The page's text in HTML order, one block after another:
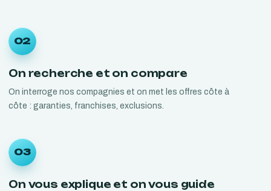
02
On recherche et on compare
On interroge nos compagnies et on met les offres côte à
côte : garanties, franchises, exclusions.
03
On vous explique et on vous guide